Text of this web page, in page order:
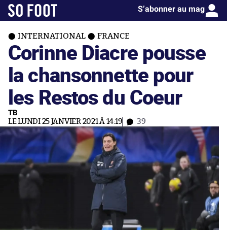
S’abonner au mag
INTERNATIONAL FRANCE
Corinne Diacre pousse
la chansonnette pour
les Restos du Coeur
TB
LE LUNDI 25 JANVIER 2021 À 14:19 39